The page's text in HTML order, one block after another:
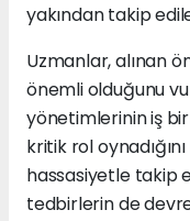
yakından takip
Uzmanlar, alınan
önemli olduğunu
yönetimlerinin iş
kritik rol
hassasiyetle takip
tedbirlerin de